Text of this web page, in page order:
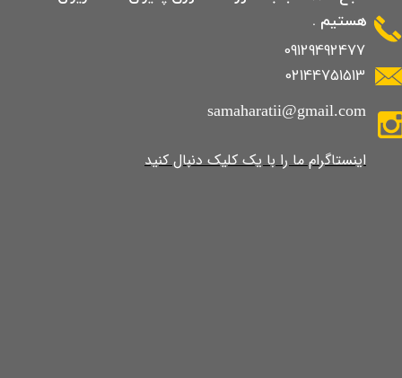
09129492477
02144751513
هستیم .
samaharatii@gmail.com
​​​​​​​​​اینستاگرام ما را با یک کلیک دنبال کنید